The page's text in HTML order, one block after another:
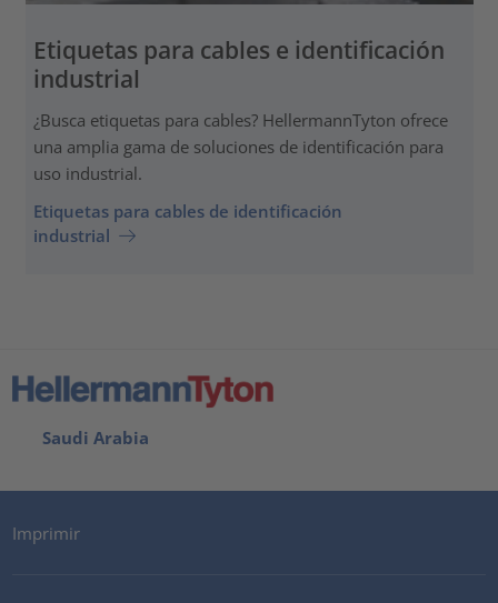
Etiquetas para cables e identificación
industrial
¿Busca etiquetas para cables? HellermannTyton ofrece
una amplia gama de soluciones de identificación para
uso industrial.
Etiquetas para cables de identificación
industrial
Saudi Arabia
Imprimir